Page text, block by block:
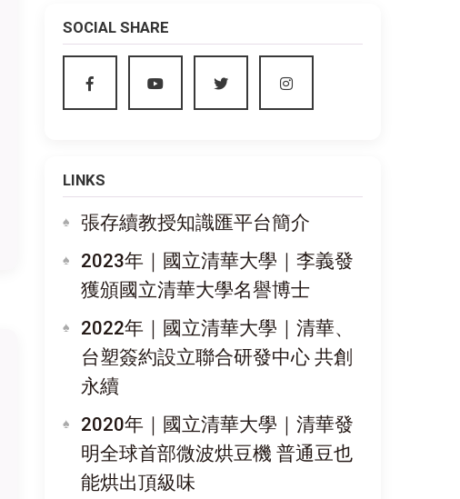
SOCIAL SHARE
LINKS
張存續教授知識匯平台簡介
2023年｜國立清華大學｜李義發
獲頒國立清華大學名譽博士
2022年｜國立清華大學｜清華、
台塑簽約設立聯合研發中心 共創
永續
2020年｜國立清華大學｜清華發
明全球首部微波烘豆機 普通豆也
能烘出頂級味